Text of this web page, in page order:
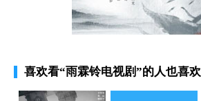
喜欢看“雨霖铃电视剧”的人也喜欢